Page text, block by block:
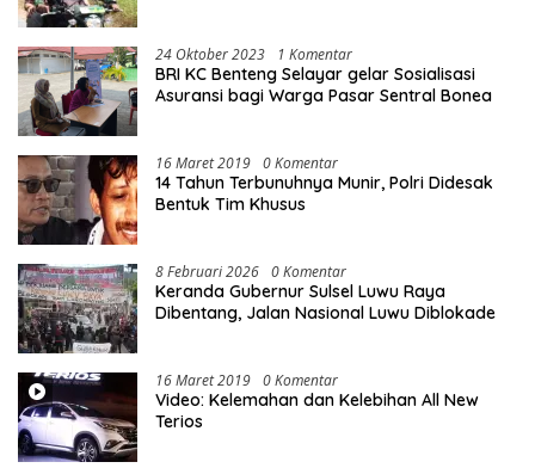
24 Oktober 2023 1 Komentar
BRI KC Benteng Selayar gelar Sosialisasi
Asuransi bagi Warga Pasar Sentral Bonea
16 Maret 2019 0 Komentar
14 Tahun Terbunuhnya Munir, Polri Didesak
Bentuk Tim Khusus
8 Februari 2026 0 Komentar
Keranda Gubernur Sulsel Luwu Raya
Dibentang, Jalan Nasional Luwu Diblokade
16 Maret 2019 0 Komentar
Video: Kelemahan dan Kelebihan All New
Terios